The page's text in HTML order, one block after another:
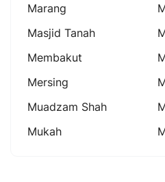
Marang
Masjid Tanah
Membakut
Mersing
Muadzam Shah
Mukah